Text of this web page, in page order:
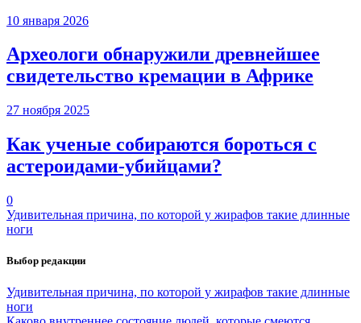
10 января 2026
Археологи обнаружили древнейшее
свидетельство кремации в Африке
27 ноября 2025
Как ученые собираются бороться с
астероидами-убийцами?
0
Удивительная причина, по которой у жирафов такие длинные
ноги
Выбор редакции
Удивительная причина, по которой у жирафов такие длинные
ноги